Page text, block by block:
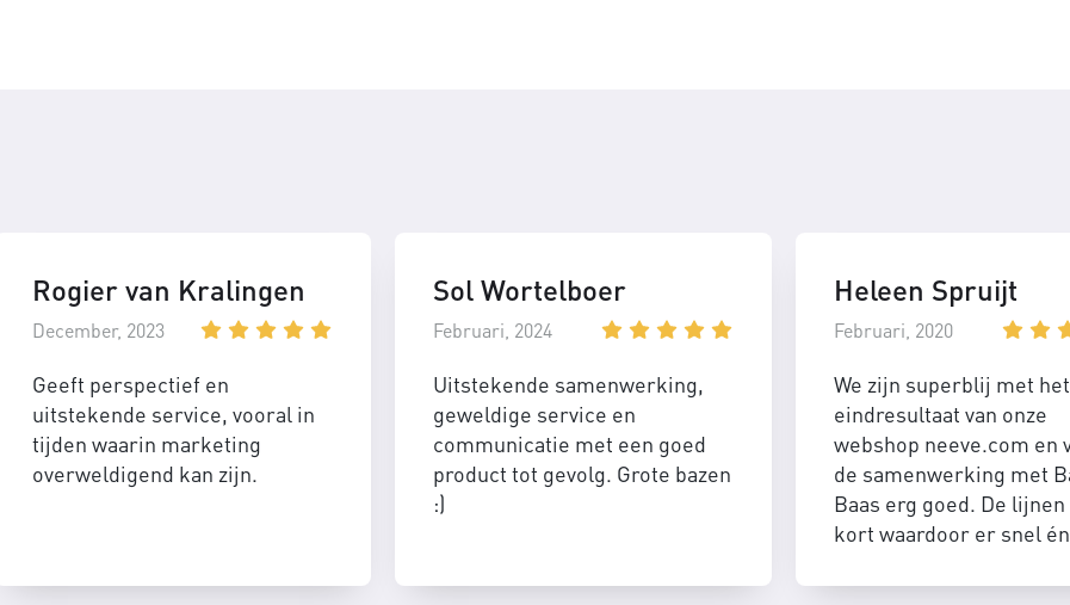
Rogier van Kralingen
December, 2023
Geeft perspectief en
uitstekende service, vooral in
tijden waarin marketing
overweldigend kan zijn.
Sol Wortelboer
Februari, 2024
Uitstekende samenwerking,
geweldige service en
communicatie met een goed
product tot gevolg. Grote bazen
:)
Heleen Spruijt
Februari, 2020
We zijn superblij met het
eindresultaat van onze
webshop neeve.com en
de samenwerking met
Baas erg goed. De
kort waardoor er snel én
worden.